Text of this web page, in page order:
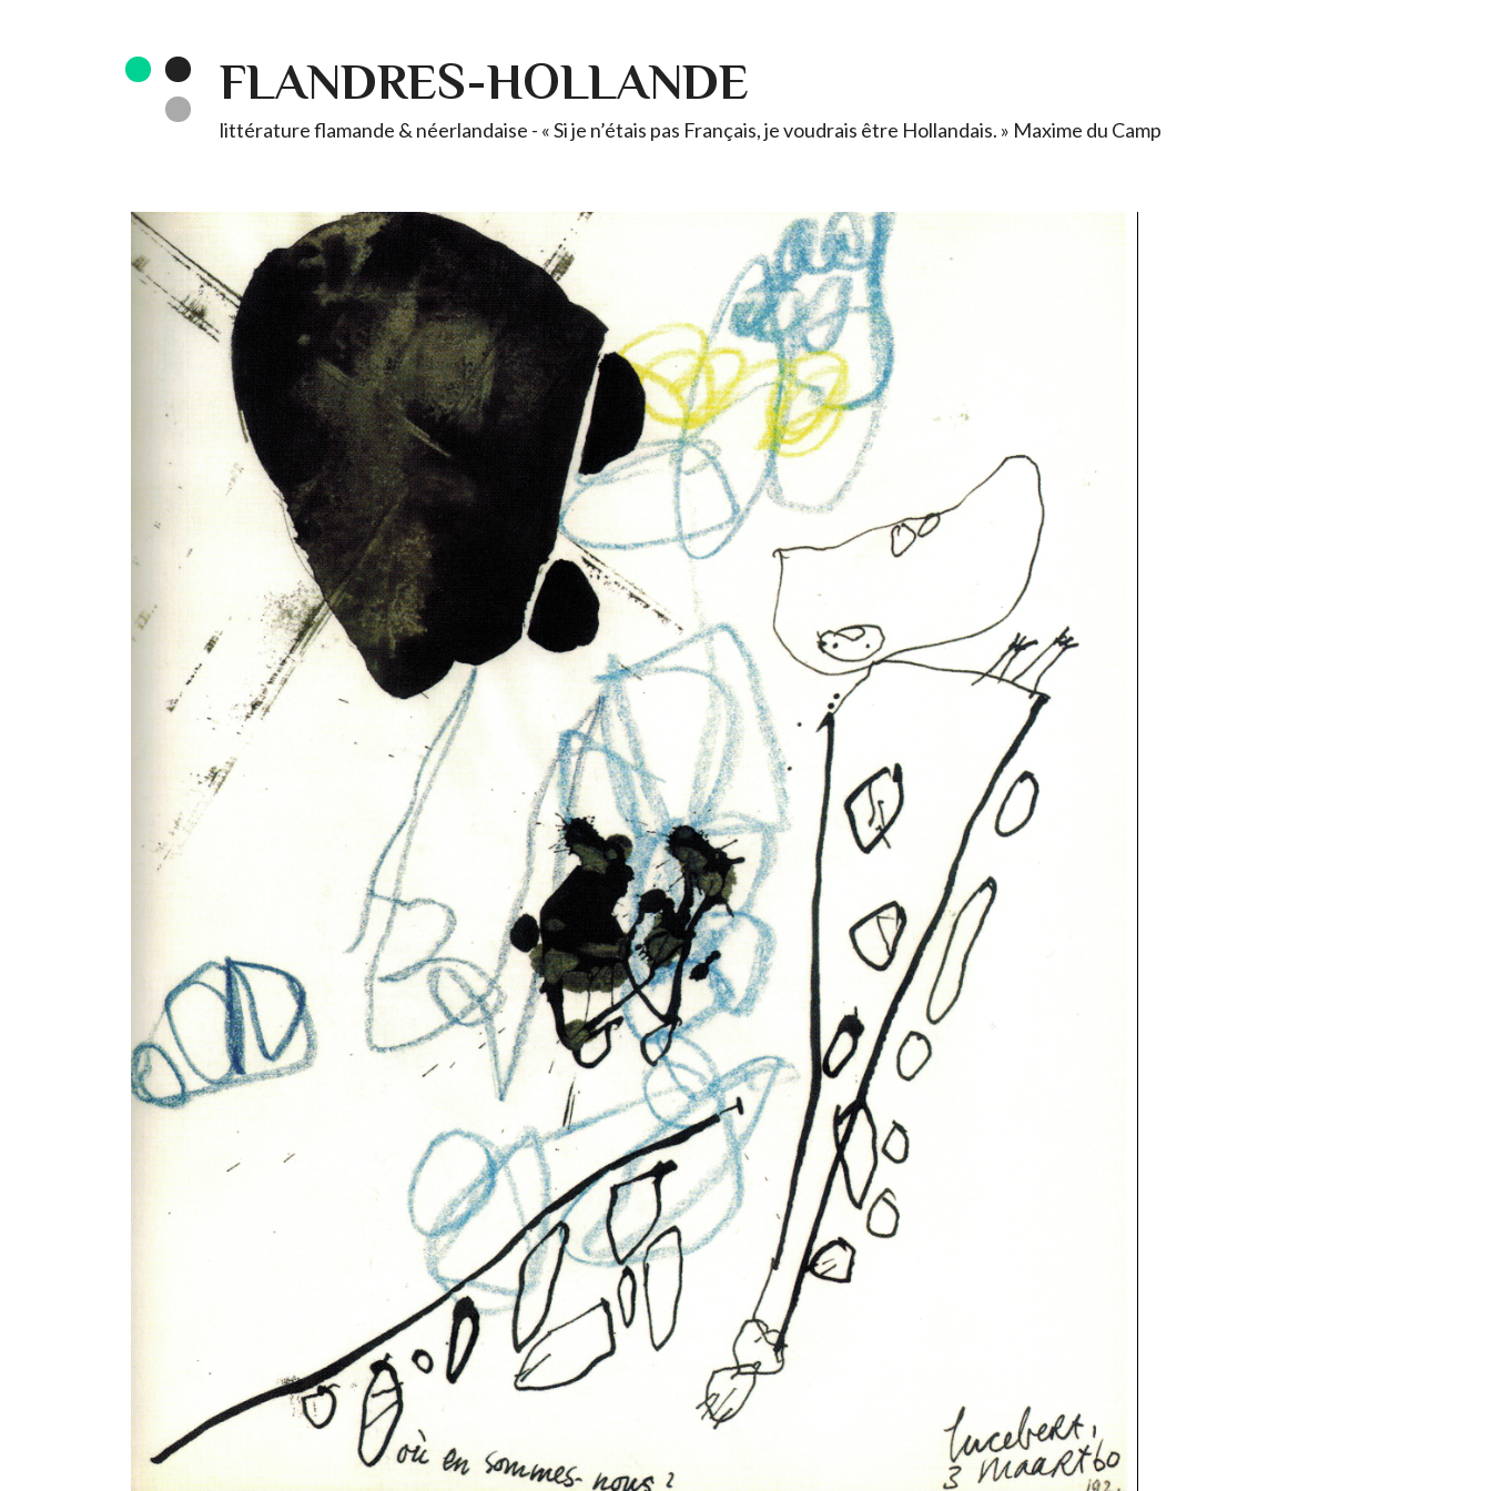
FLANDRES-HOLLANDE
littérature flamande & néerlandaise - « Si je n’étais pas Français, je voudrais être Hollandais. » Maxime du Camp